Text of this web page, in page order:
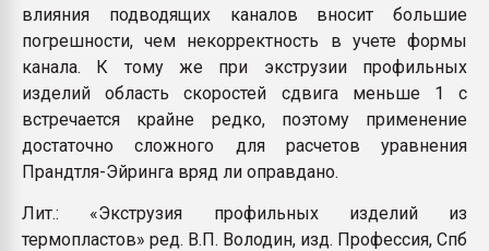
влияния подводящих каналов вносит большие
погрешности, чем некорректность в учете формы
канала. К тому же при экструзии профильных
изделий область скоростей сдвига меньше 1 с
встречается крайне редко, поэтому применение
достаточно сложного для расчетов уравнения
Прандтля-Эйринга вряд ли оправдано.
Лит.: «Экструзия профильных изделий из
термопластов» ред. В.П. Володин, изд. Профессия, Спб